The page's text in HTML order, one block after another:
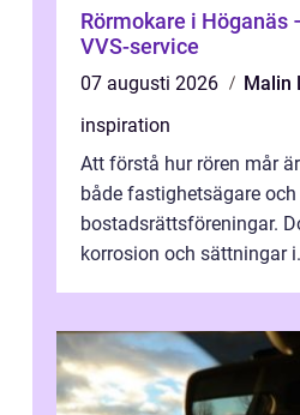
Rörmokare i Höganäs
VVS-service
07 augusti 2026
Malin
inspiration
Att förstå hur rören mår
både fastighetsägare och
bostadsrättsföreningar.
korrosion och sättningar